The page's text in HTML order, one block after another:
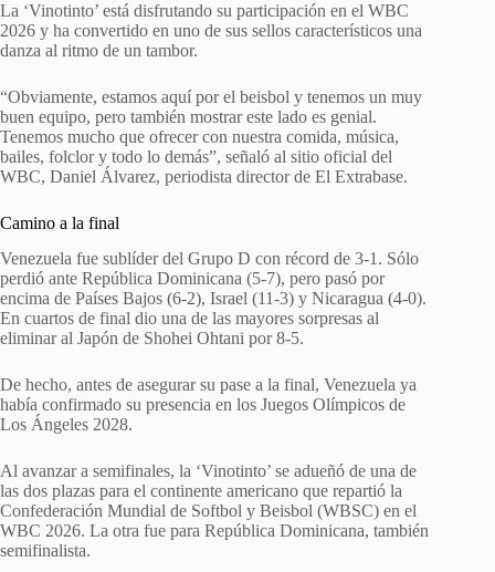
La ‘Vinotinto’ está disfrutando su participación en el WBC
2026 y ha convertido en uno de sus sellos característicos una
danza al ritmo de un tambor.
“Obviamente, estamos aquí por el beisbol y tenemos un muy
buen equipo, pero también mostrar este lado es genial.
Tenemos mucho que ofrecer con nuestra comida, música,
bailes, folclor y todo lo demás”, señaló al sitio oficial del
WBC, Daniel Álvarez, periodista director de El Extrabase.
Camino a la final
Venezuela fue sublíder del Grupo D con récord de 3-1. Sólo
perdió ante República Dominicana (5-7), pero pasó por
encima de Países Bajos (6-2), Israel (11-3) y Nicaragua (4-0).
En cuartos de final dio una de las mayores sorpresas al
eliminar al Japón de Shohei Ohtani por 8-5.
De hecho, antes de asegurar su pase a la final, Venezuela ya
había confirmado su presencia en los Juegos Olímpicos de
Los Ángeles 2028.
Al avanzar a semifinales, la ‘Vinotinto’ se adueñó de una de
las dos plazas para el continente americano que repartió la
Confederación Mundial de Softbol y Beisbol (WBSC) en el
WBC 2026. La otra fue para República Dominicana, también
semifinalista.